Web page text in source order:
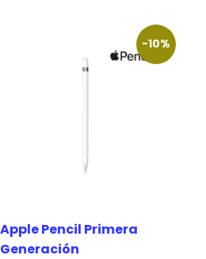
-10%
Apple Pencil Primera
Generación